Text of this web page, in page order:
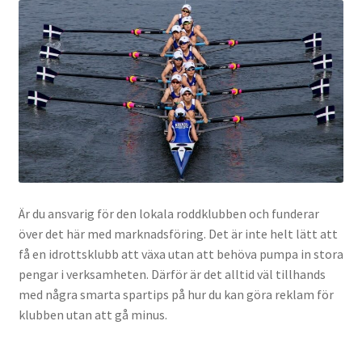
Är du ansvarig för den lokala roddklubben och funderar
över det här med marknadsföring. Det är inte helt lätt att
få en idrottsklubb att växa utan att behöva pumpa in stora
pengar i verksamheten. Därför är det alltid väl tillhands
med några smarta spartips på hur du kan göra reklam för
klubben utan att gå minus.